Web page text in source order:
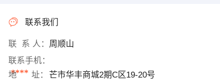
联系我们
联 系 人： 周顺山
联系手机：
****
地 址： 芒市华丰商城2期C区19-20号